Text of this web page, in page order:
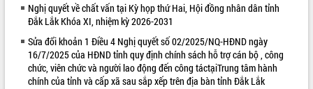
Loading the player...
Khám bệnh, cấp phát thuốc miễn phí
Nghị quyết về chất vấn tại Kỳ họp thứ Hai, Hội đồng nhân dân tỉnh
Đắk Lắk Khóa XI, nhiệm kỳ 2026-2031
Sửa đổi khoản 1 Điều 4 Nghị quyết số 02/2025/NQ-HĐND ngày
16/7/2025 của HĐND tỉnh quy định chính sách hỗ trợ cán bộ , công
chức, viên chức và người lao động đến công táctạiTrung tâm hành
chính của tỉnh và cấp xã sau sắp xếp trên địa bàn tỉnh Đắk Lắk